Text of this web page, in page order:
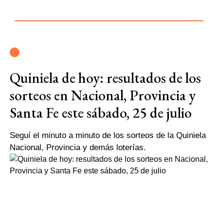
Quiniela de hoy: resultados de los
sorteos en Nacional, Provincia y
Santa Fe este sábado, 25 de julio
Seguí el minuto a minuto de los sorteos de la Quiniela
Nacional, Provincia y demás loterías.